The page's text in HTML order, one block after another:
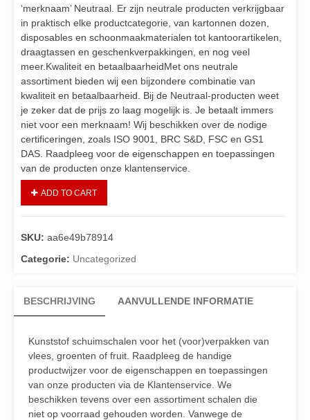
‘merknaam’ Neutraal. Er zijn neutrale producten verkrijgbaar
in praktisch elke productcategorie, van kartonnen dozen,
disposables en schoonmaakmaterialen tot kantoorartikelen,
draagtassen en geschenkverpakkingen, en nog veel
meer.Kwaliteit en betaalbaarheidMet ons neutrale
assortiment bieden wij een bijzondere combinatie van
kwaliteit en betaalbaarheid. Bij de Neutraal-producten weet
je zeker dat de prijs zo laag mogelijk is. Je betaalt immers
niet voor een merknaam! Wij beschikken over de nodige
certificeringen, zoals ISO 9001, BRC S&D, FSC en GS1
DAS. Raadpleeg voor de eigenschappen en toepassingen
van de producten onze klantenservice.
ADD TO CART
SKU: aa6e49b78914
Categorie: Uncategorized
BESCHRIJVING AANVULLENDE INFORMATIE
Kunststof schuimschalen voor het (voor)verpakken van
vlees, groenten of fruit. Raadpleeg de handige
productwijzer voor de eigenschappen en toepassingen
van onze producten via de Klantenservice. We
beschikken tevens over een assortiment schalen die
niet op voorraad gehouden worden. Vanwege de